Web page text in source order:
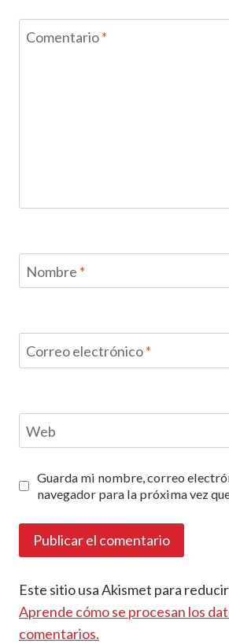
Comentario*
Nombre *
Correo electrónico*
Web
Guarda mi nombre, correo
navegador para la próxima vez
Este sitio usa Akismet para
Aprende cómo se procesan los
comentarios.